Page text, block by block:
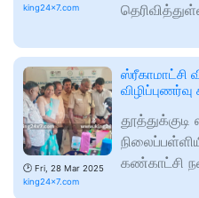
king24x7.com
🕑 Fri, 28 Mar 2025
king24x7.com
ஸ்ரீகாமாட்சி
கண்காட்சி